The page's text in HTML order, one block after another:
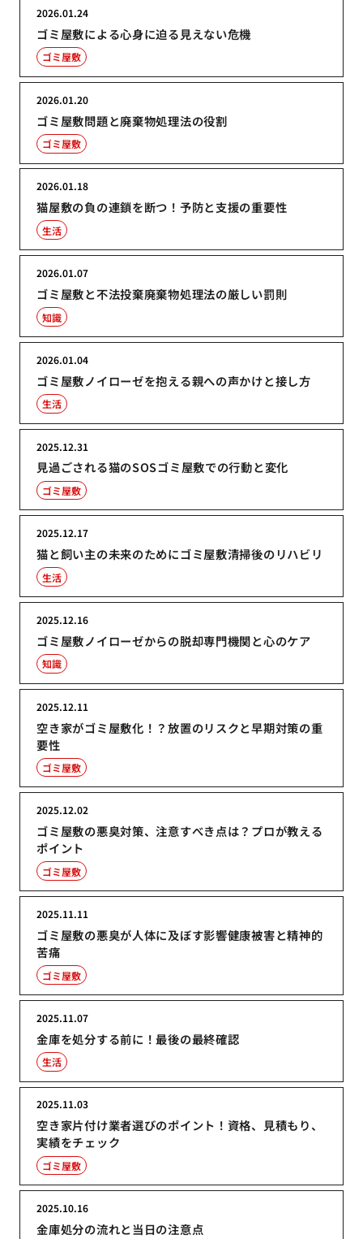
ゴミ屋敷による心身に迫る見えない危機
2026.01.24
ゴミ屋敷
ゴミ屋敷問題と廃棄物処理法の役割
2026.01.20
ゴミ屋敷
猫屋敷の負の連鎖を断つ！予防と支援の重要性
2026.01.18
生活
ゴミ屋敷と不法投棄廃棄物処理法の厳しい罰則
2026.01.07
知識
ゴミ屋敷ノイローゼを抱える親への声かけと接し方
2026.01.04
生活
見過ごされる猫のSOSゴミ屋敷での行動と変化
2025.12.31
ゴミ屋敷
猫と飼い主の未来のためにゴミ屋敷清掃後のリハビリ
2025.12.17
生活
ゴミ屋敷ノイローゼからの脱却専門機関と心のケア
2025.12.16
知識
空き家がゴミ屋敷化！？放置のリスクと早期対策の重
要性
2025.12.11
ゴミ屋敷
ゴミ屋敷の悪臭対策、注意すべき点は？プロが教える
ポイント
2025.12.02
ゴミ屋敷
ゴミ屋敷の悪臭が人体に及ぼす影響健康被害と精神的
苦痛
2025.11.11
ゴミ屋敷
金庫を処分する前に！最後の最終確認
2025.11.07
生活
空き家片付け業者選びのポイント！資格、見積もり、
実績をチェック
2025.11.03
ゴミ屋敷
金庫処分の流れと当日の注意点
2025.10.16